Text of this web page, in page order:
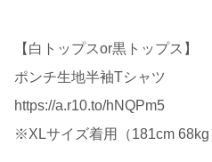
【白トップスor黒トップス】
ポンチ生地半袖Tシャツ
https://a.r10.to/hNQPm5
※XLサイズ着用（181cm 68kg